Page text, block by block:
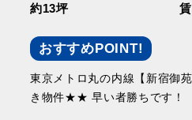
約13坪
おすすめPOINT!
東京メトロ丸の内線【新宿御
き物件★★ 早い者勝ちです！